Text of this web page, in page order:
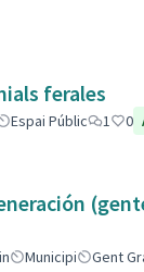
ferales
Espai Públic 1 0
Municipi Gent